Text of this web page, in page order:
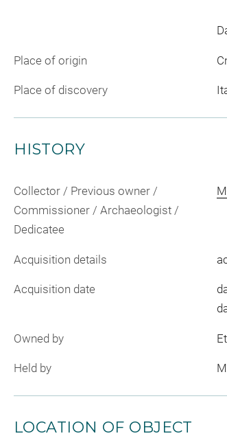
Place of origin
Place of discovery
HISTORY
Collector / Previous owner /
Commissioner / Archaeologist /
Dedicatee
Acquisition details
Acquisition date
Owned by
Held by
LOCATION OF OBJECT